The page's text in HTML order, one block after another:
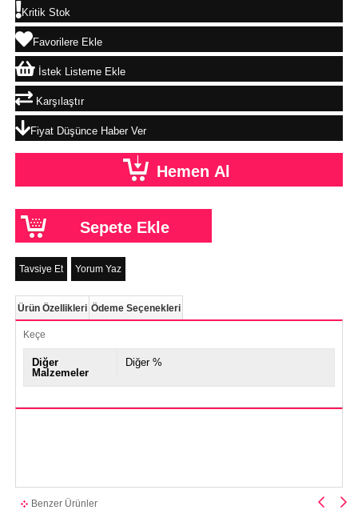
Kritik Stok
Favorilere Ekle
İstek Listeme Ekle
Karşılaştır
Fiyat Düşünce Haber Ver
Tavsiye Et Yorum Yaz
Ürün Özellikleri Ödeme Seçenekleri
Keçe
Diğer
Malzemeler
Diğer %
Benzer Ürünler